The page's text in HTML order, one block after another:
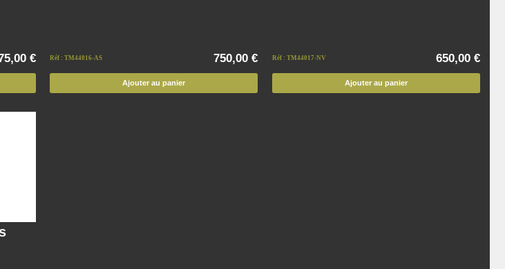
€ Réf : TM44016-AS 750,00 €
Ajouter au panier
Réf : TM44017-NV 650,00 €
Ajouter au panier